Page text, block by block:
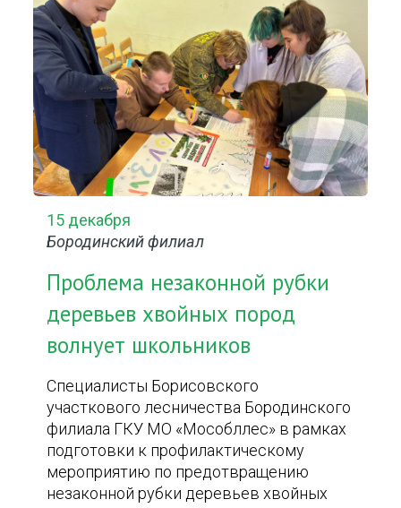
15 декабря
Бородинский филиал
Проблема незаконной рубки
деревьев хвойных пород
волнует школьников
Специалисты Борисовского
участкового лесничества Бородинского
филиала ГКУ МО «Мособллес» в рамках
подготовки к профилактическому
мероприятию по предотвращению
незаконной рубки деревьев хвойных